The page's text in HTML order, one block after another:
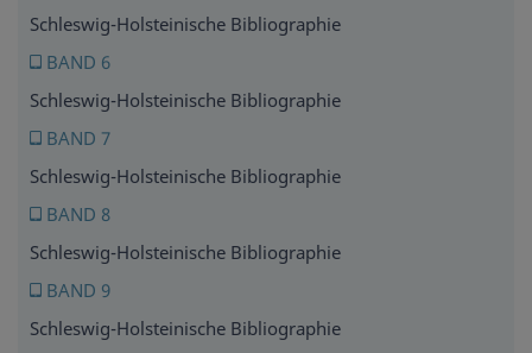
Schleswig-Holsteinische Bibliographie
BAND 6
Schleswig-Holsteinische Bibliographie
BAND 7
Schleswig-Holsteinische Bibliographie
BAND 8
Schleswig-Holsteinische Bibliographie
BAND 9
Schleswig-Holsteinische Bibliographie